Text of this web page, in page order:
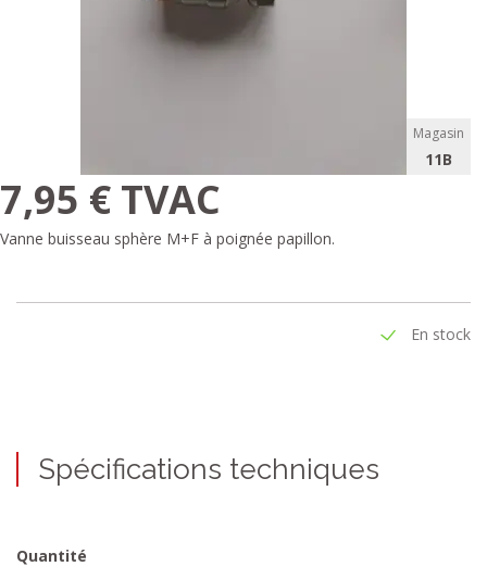
Magasin
11B
7,95 € TVAC
Vanne buisseau sphère M+F à poignée papillon.
En stock
Spécifications techniques
Quantité